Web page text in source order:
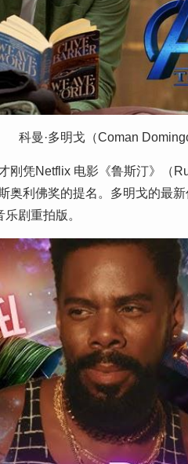
科曼·多明戈（Coman
刚凭Netflix 电影《鲁斯汀》（
奥利佛奖的提名。多明戈的最
剧重拍版。